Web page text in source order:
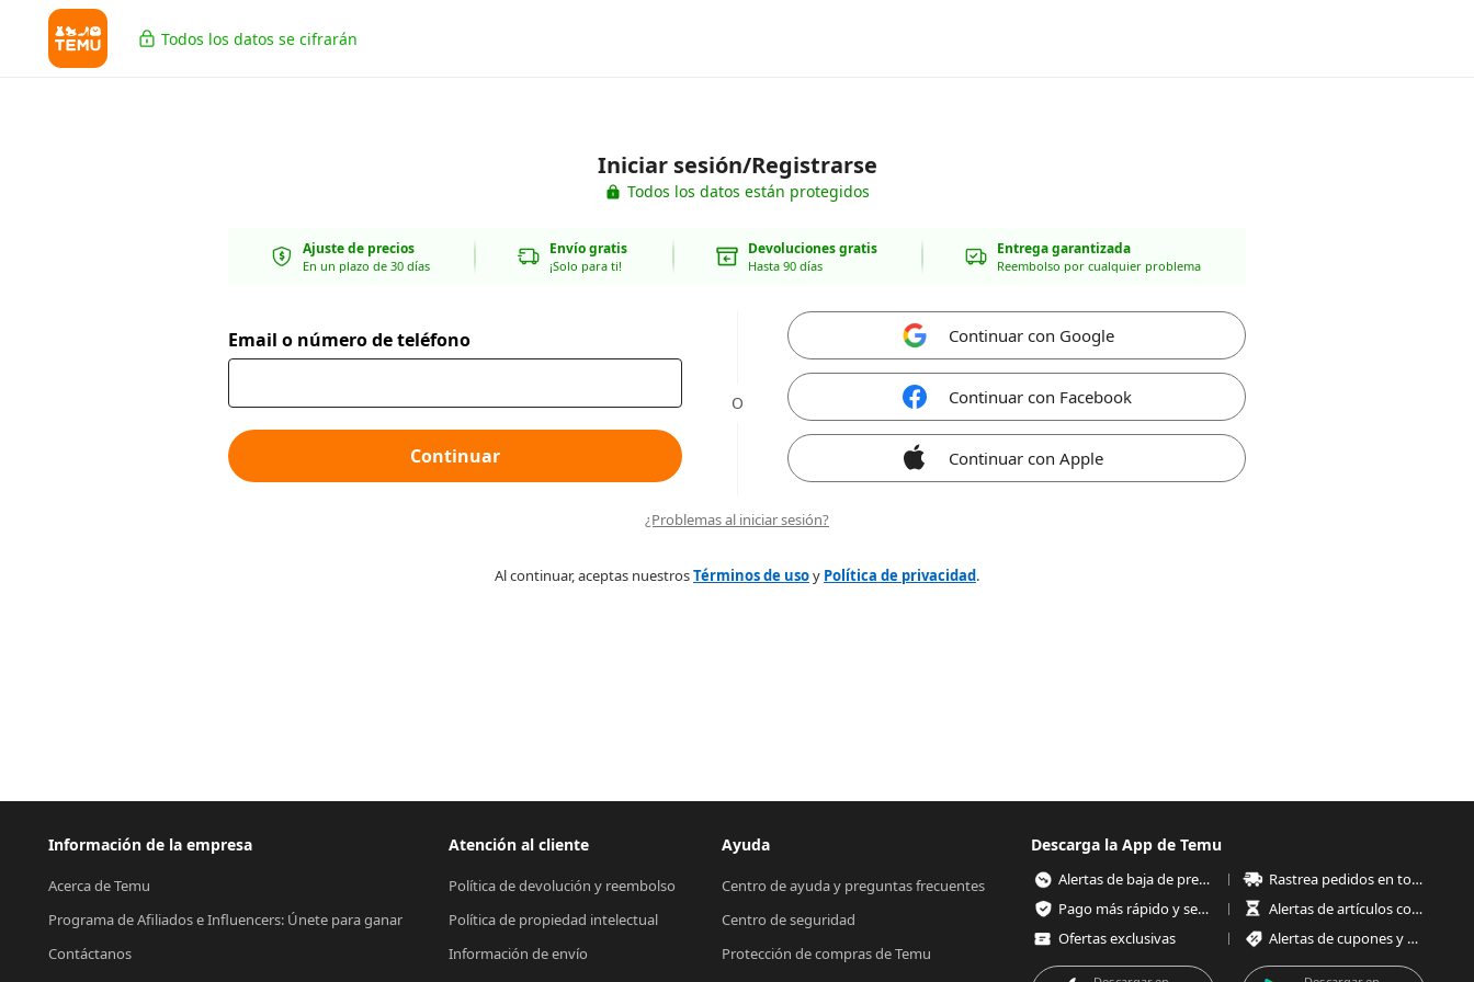
Todos los datos se cifrarán
Iniciar sesión/Registrarse
Todos los datos están protegidos
Ajuste de precios
En un plazo de 30 días
Envío gratis
¡Solo para ti!
Devoluciones gratis
Hasta 90 días
Entrega garantizada
Reembolso por cualquier problema
Email o número de teléfono
Continuar
O
Continuar con Google
Continuar con Facebook
Continuar con Apple
¿Problemas al iniciar sesión?
Al continuar, aceptas nuestrosTérminos de usoy Política de privacidad.
Información de la empresa
Acerca de Temu
Programa de Afiliados e Influencers: Únete para ganar
Contáctanos
Atención al cliente
Política de devolución y reembolso
Política de propiedad intelectual
Información de envío
Ayuda
Centro de ayuda y preguntas frecuentes
Centro de seguridad
Protección de compras de Temu
Descarga la App de Temu
Alertas de baja de precios
Rastrea pedidos en todo momento
Pago más rápido y seguro
Alertas de artículos con poco stock
Ofertas exclusivas
Alertas de cupones y ofertas